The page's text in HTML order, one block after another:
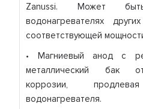
Zanussi. Может
водонагревателях
соответствующей
• Магниевый анод с
металлический бак от
коррозии,
водонагревателя.